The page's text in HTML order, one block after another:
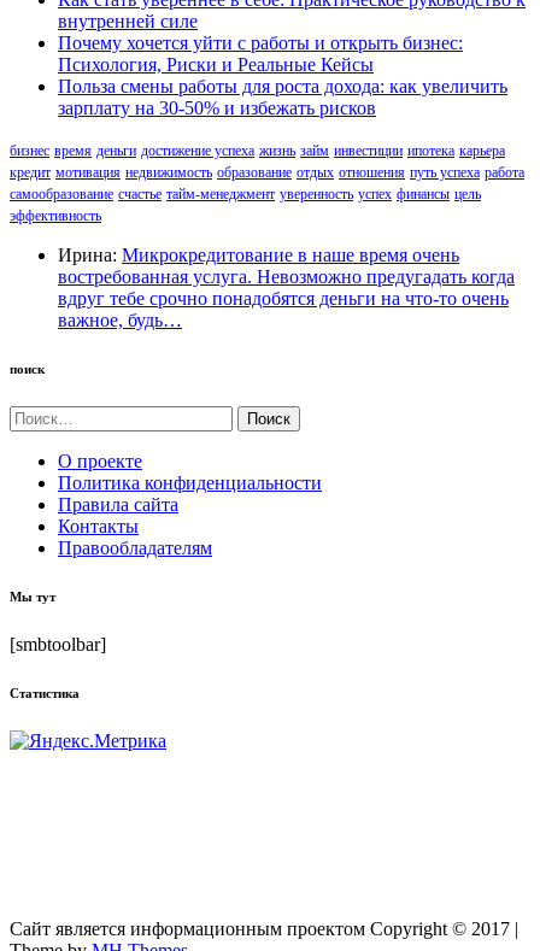
внутренней силе
Почему хочется уйти с работы и открыть бизнес:
Психология, Риски и Реальные Кейсы
Польза смены работы для роста дохода: как увеличить
зарплату на 30-50% и избежать рисков
бизнес время деньги достижение успеха жизнь займ инвестиции ипотека карьера
кредит мотивация недвижимость образование отдых отношения путь успеха работа
самообразование счастье тайм-менеджмент уверенность успех финансы цель
эффективность
Ирина: Микрокредитование в наше время очень
востребованная услуга. Невозможно предугадать когда
вдруг тебе срочно понадобятся деньги на что-то очень
важное, будь…
поиск
Найти:
О проекте
Политика конфиденциальности
Правила сайта
Контакты
Правообладателям
Мы тут
[smbtoolbar]
Статистика
Сайт является информационным проектом Copyright © 2017 |